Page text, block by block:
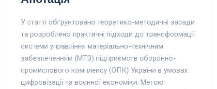
У статті обґрунтовано теоретико-методичні засади
та розроблено практичні підходи до трансформації
системи управління матеріально-технічним
забезпеченням (МТЗ) підприємств оборонно-
промислового комплексу (ОПК) України в умовах
цифровізації та воєнної економіки. Метою